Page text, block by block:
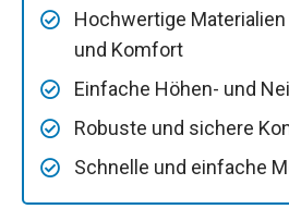
Hochwertige
und Komfort
Einfache Höhen- und
Robuste und sichere
Schnelle und einfache